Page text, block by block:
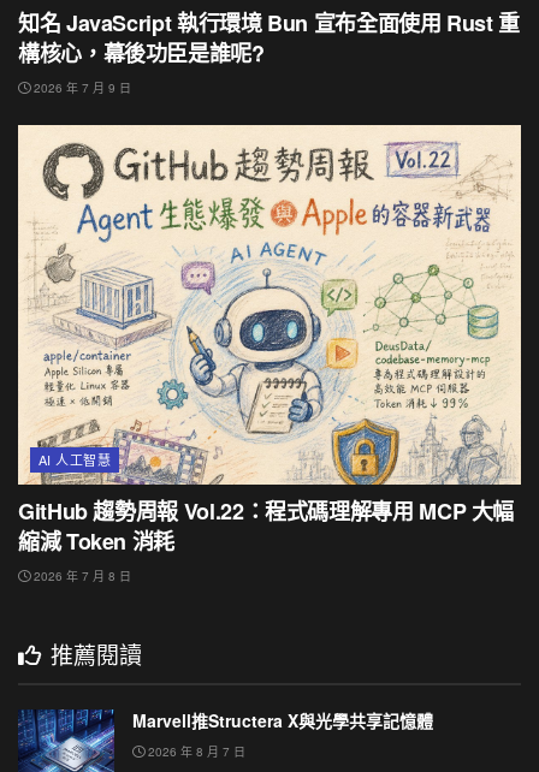
知名 JavaScript 執行環境 Bun 宣布全面使用 Rust 重
構核心，幕後功臣是誰呢?
2026 年 7 月 9 日
AI 人工智慧
GitHub 趨勢周報 Vol.22：程式碼理解專用 MCP 大幅
縮減 Token 消耗
2026 年 7 月 8 日
推薦閱讀
Marvell推Structera X與光學共享記憶體
2026 年 8 月 7 日